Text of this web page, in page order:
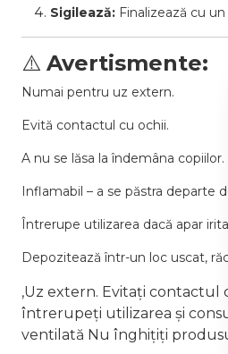
Sigilează: Finalizează cu
⚠️ Avertismente:
Numai pentru uz extern.
Evită contactul cu ochii.
A nu se lăsa la îndemâna copiilor.
Inflamabil – a se păstra departe
Întrerupe utilizarea dacă apar
Depozitează într-un loc uscat,
,Uz extern. Evitați contactul
întrerupeți utilizarea și
ventilată Nu înghițiți